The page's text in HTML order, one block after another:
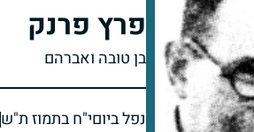
פרץ פרנק
בן טובה ואברהם
נפל ביוםי"ח בתמוז ת"ש